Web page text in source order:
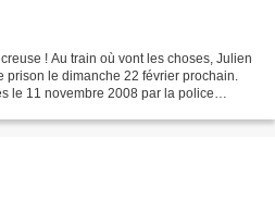
! Au train où vont les choses, Julien
prison le dimanche 22 février prochain.
le 11 novembre 2008 par la police